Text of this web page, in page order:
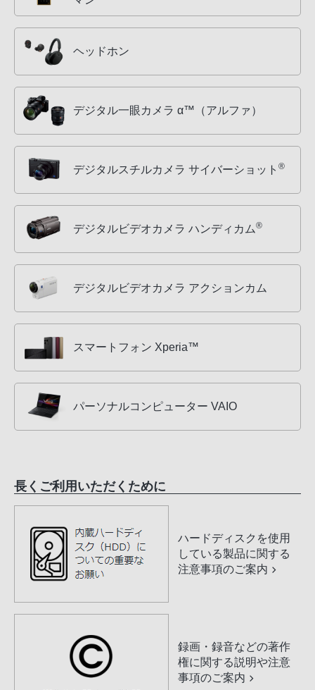
ヘッドホン
デジタル一眼カメラ α™（アルファ）
デジタルスチルカメラ サイバーショット ®
デジタルビデオカメラ ハンディカム®
デジタルビデオカメラ アクションカム
スマートフォン Xperia™
パーソナルコンピューター VAIO
長くご利用いただくために
ハードディスクを使用
している製品に関する
注意事項のご案内
録画・録音などの著作
権に関する説明や注意
事項のご案内